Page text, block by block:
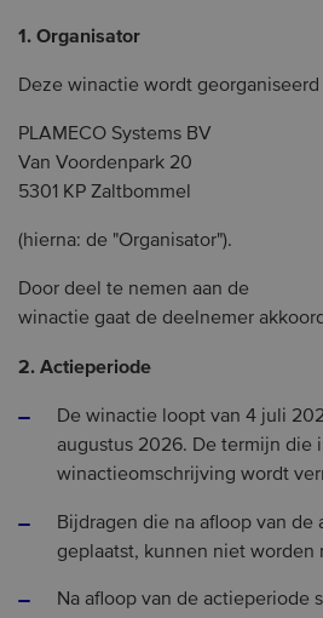
1. Organisator
Deze winactie wordt georganiseerd
PLAMECO Systems BV
Van Voordenpark 20
5301 KP Zaltbommel
(hierna: de "Organisator").
Door deel te nemen aan de
winactie gaat de deelnemer
2. Actieperiode
De winactie loopt van 4 juli
augustus 2026. De termijn die
winactieomschrijving wordt
Bijdragen die na afloop van
geplaatst, kunnen niet worden
Na afloop van de actieperiode